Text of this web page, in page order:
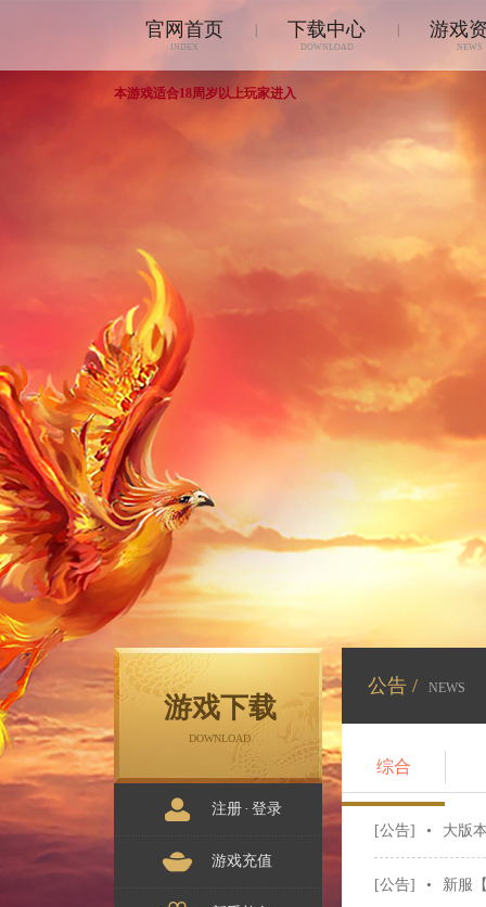
官网首页
INDEX
下载中心
DOWNLOAD
游戏
NEWS
本游戏适合18周岁以上玩家进入
游戏下载
DOWNLOAD
注册 · 登录
游戏充值
公告 / NEWS
综合
[公告] • 大版
[公告] • 新服